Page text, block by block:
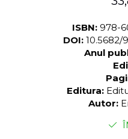
ISBN: 978-
DOI: 10.5682/
Anul
Editura:
Autor: